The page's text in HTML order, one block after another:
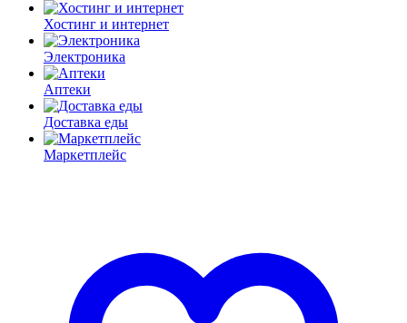
Хостинг и интернет
Электроника
Аптеки
Доставка еды
Маркетплейс